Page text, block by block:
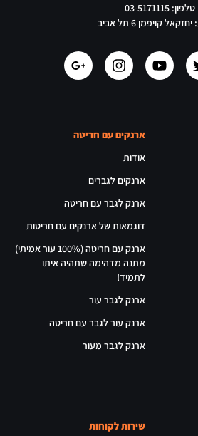
טלפון: 03-5171115
קויפמן 6 תל אביב
ארנקים עם חריטה
אודות
ארנקים לגברים
ארנק לגבר עם חריטה
דוגמאות של ארנקים עם חריטות
ארנק עם חריטה (100% עור אמיתי)
מתנה מדהימה שתהיה איתו
לתמיד!
ארנק לגבר עור
ארנק עור לגבר עם חריטה
ארנק לגבר מעור
שירות לקוחות